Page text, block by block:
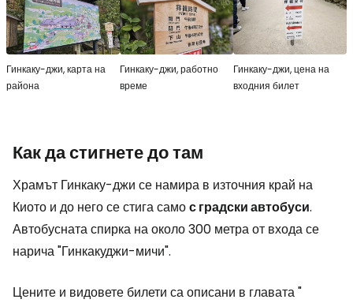
Гинкаку-джи, карта на
района
Гинкаку-джи, работно
време
Гинкаку-джи, цена на
входния билет
Как да стигнете до там
Храмът Гинкаку-джи се намира в източния край на
Киото и до него се стига самос градски автобуси.
Автобусната спирка на около 300 метра от входа се
нарича "Гинкакуджи-мичи".
Цените и видовете билети са описани в главата "